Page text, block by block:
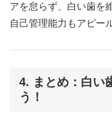
アを怠らず、白い歯を
自己管理能力もアピー
4. まとめ：白い
う！